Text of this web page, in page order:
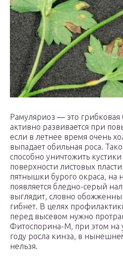
Рамуляриоз ― это грибковая
активно развивается при
если в летнее время очень
выпадает обильная роса.
способно уничтожить
поверхности листовых
пятнышки бурого окраса, на
появляется бледно-серый
выглядит, словно
гибнет. В целях
перед высевом нужно
Фитоспорина-М, при этом на
году росла кинза, в
нельзя.